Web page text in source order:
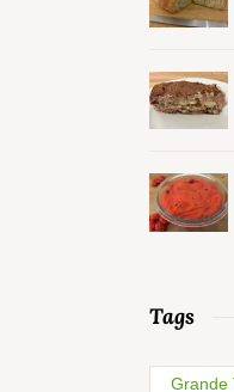
Tags
Grande